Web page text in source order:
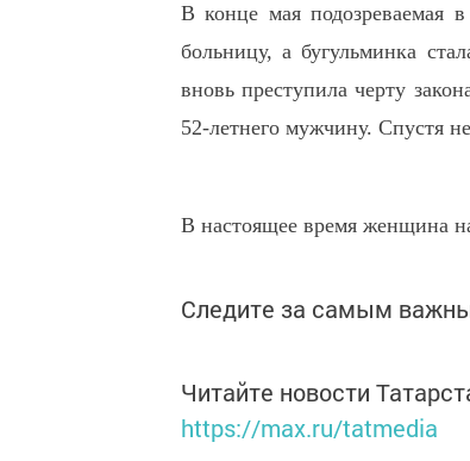
В конце мая подозреваемая
больницу, а бугульминка
вновь преступила черту
52-летнего мужчину. Спустя
В настоящее время женщина
Следите за самым
Читайте новости
https://max.ru/tatmedia